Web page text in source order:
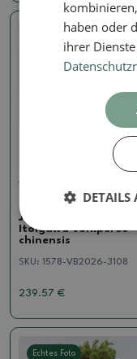
Wacholder - Juniperus
Bonsai für draußen -
Juniperus chinensis
Itoigawa-Juniperus
chinensis
SKU: 1578-VB2026-3108
239.57 €
Echtes Foto
haben oder
ihrer
DETAILS